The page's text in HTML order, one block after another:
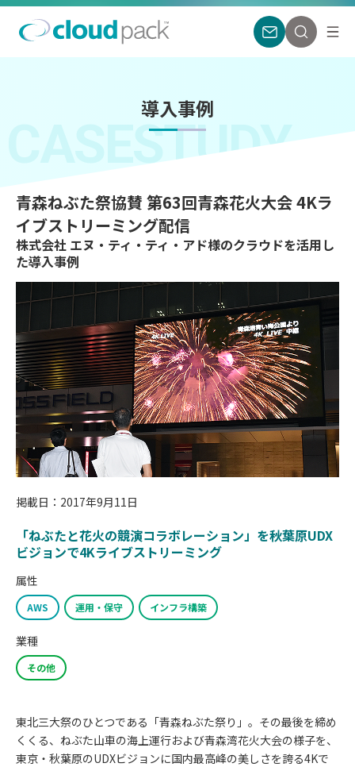
導入事例
CASESTUDY
青森ねぶた祭協賛 第63回青森花火大会 4Kラ
イブストリーミング配信
株式会社 エヌ・ティ・ティ・アド様のクラウドを活用し
た導入事例
掲載日：2017年9月11日
「ねぶたと花火の競演コラボレーション」を秋葉原UDX
ビジョンで4Kライブストリーミング
属性
AWS 運用・保守 インフラ構築
業種
その他
東北三大祭のひとつである「青森ねぶた祭り」。その最後を締め
くくる、ねぶた山車の海上運行および青森湾花火大会の様子を、
東京・秋葉原のUDXビジョンに国内最高峰の美しさを誇る4Kで